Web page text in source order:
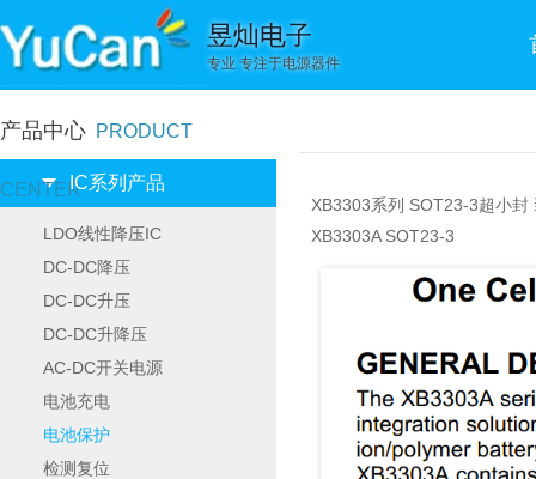
昱灿电子
专业 专注于电源器件
产品中心 PRODUCT
CENTERIC系列产品
LDO线性降压IC
DC-DC降压
DC-DC升压
DC-DC升降压
AC-DC开关电源
电池充电
电池保护
检测复位
XB3303系列 SOT23-3超小
XB3303A SOT23-3